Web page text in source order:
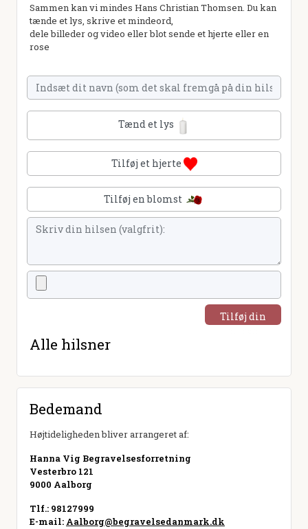
Sammen kan vi mindes Hans Christian Thomsen. Du kan
tænde et lys, skrive et mindeord,
dele billeder og video eller blot sende et hjerte eller en
rose
Tænd et lys
Tilføj et hjerte
Tilføj en blomst
Tilføj din
Alle hilsner
Bedemand
Højtideligheden bliver arrangeret af:
Hanna Vig Begravelsesforretning
Vesterbro 121
9000 Aalborg
Tlf.: 98127999
E-mail: Aalborg@begravelsedanmark.dk